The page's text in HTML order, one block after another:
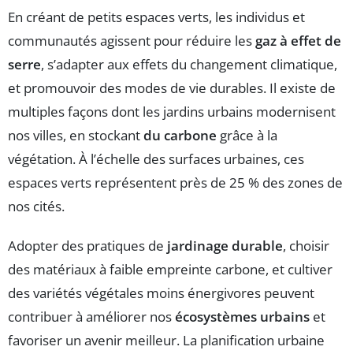
En créant de petits espaces verts, les individus et
communautés agissent pour réduire les gaz à effet de
serre, s’adapter aux effets du changement climatique,
et promouvoir des modes de vie durables. Il existe de
multiples façons dont les jardins urbains modernisent
nos villes, en stockantdu carbone grâce à la
végétation. À l’échelle des surfaces urbaines, ces
espaces verts représentent près de 25 % des zones de
nos cités.
Adopter des pratiques de jardinage durable, choisir
des matériaux à faible empreinte carbone, et cultiver
des variétés végétales moins énergivores peuvent
contribuer à améliorer nosécosystèmes urbains et
favoriser un avenir meilleur. La planification urbaine